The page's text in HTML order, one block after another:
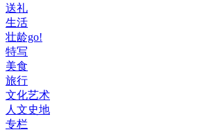
送礼
生活
壮龄go!
特写
美食
旅行
文化艺术
人文史地
专栏